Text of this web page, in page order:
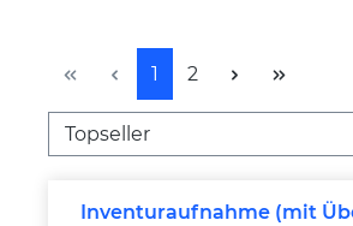
Seite
1 Seite
2
Inventuraufnahme (mit